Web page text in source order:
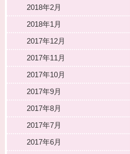
2018年2月
2018年1月
2017年12月
2017年11月
2017年10月
2017年9月
2017年8月
2017年7月
2017年6月